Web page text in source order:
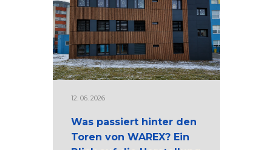
12. 06. 2026
Was passiert hinter den
Toren von WAREX? Ein